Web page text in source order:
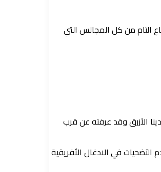
التام من كل المجالس التي
الأزرق وقد عرفته عن قرب
في الادغال الأفريقية